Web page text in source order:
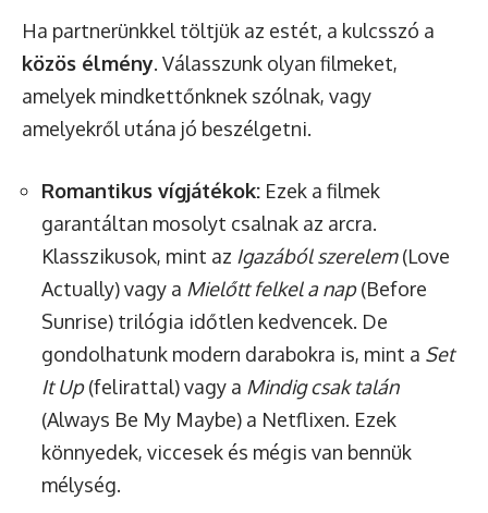
Ha partnerünkkel töltjük az estét, a kulcsszó a
közös élmény. Válasszunk olyan filmeket,
amelyek mindkettőnknek szólnak, vagy
amelyekről utána jó beszélgetni.
Romantikus vígjátékok: Ezek a filmek
garantáltan mosolyt csalnak az arcra.
Klasszikusok, mint az Igazából szerelem(Love
Actually) vagy a Mielőtt felkel a nap(Before
Sunrise) trilógia időtlen kedvencek. De
gondolhatunk modern darabokra is, mint a Set
It Up(felirattal) vagy a Mindig csak talán
(Always Be My Maybe) a Netflixen. Ezek
könnyedek, viccesek és mégis van bennük
mélység.